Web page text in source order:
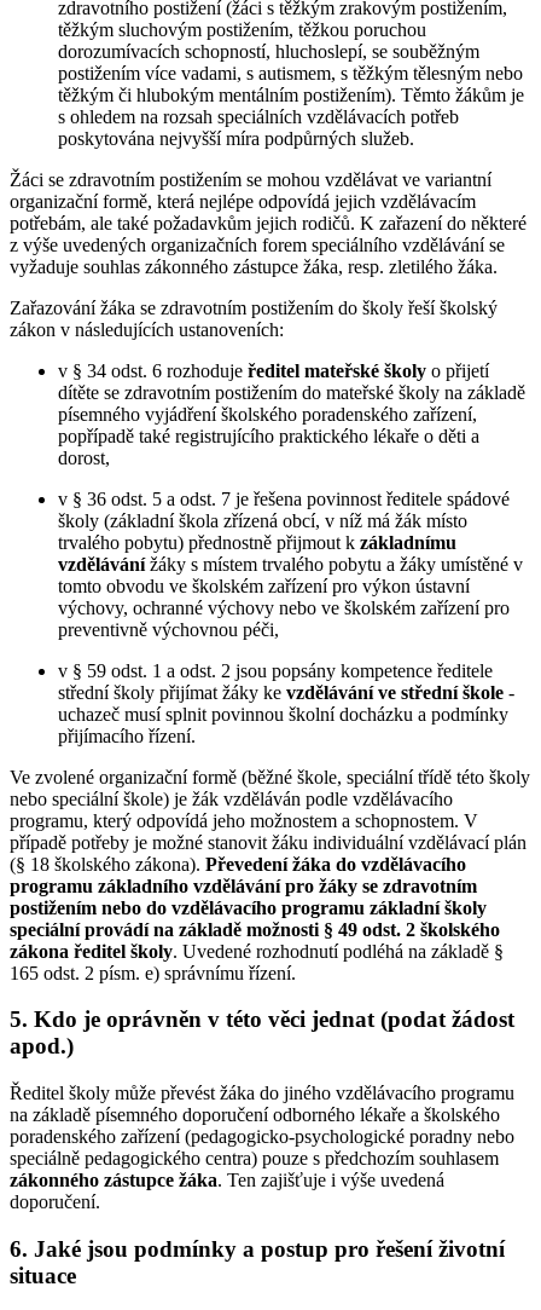
zdravotního postižení (žáci s těžkým zrakovým postižením,
těžkým sluchovým postižením, těžkou poruchou
dorozumívacích schopností, hluchoslepí, se souběžným
postižením více vadami, s autismem, s těžkým tělesným nebo
těžkým či hlubokým mentálním postižením). Těmto žákům je
s ohledem na rozsah speciálních vzdělávacích potřeb
poskytována nejvyšší míra podpůrných služeb.
Žáci se zdravotním postižením se mohou vzdělávat ve variantní
organizační formě, která nejlépe odpovídá jejich vzdělávacím
potřebám, ale také požadavkům jejich rodičů. K zařazení do některé
z výše uvedených organizačních forem speciálního vzdělávání se
vyžaduje souhlas zákonného zástupce žáka, resp. zletilého žáka.
Zařazování žáka se zdravotním postižením do školy řeší školský
zákon v následujících ustanoveních:
v § 34 odst. 6 rozhoduje ředitel mateřské školy o přijetí
dítěte se zdravotním postižením do mateřské školy na základě
písemného vyjádření školského poradenského zařízení,
popřípadě také registrujícího praktického lékaře o děti a
dorost,
v § 36 odst. 5 a odst. 7 je řešena povinnost ředitele spádové
školy (základní škola zřízená obcí, v níž má žák místo
trvalého pobytu) přednostně přijmout k základnímu
vzdělávánížáky s místem trvalého pobytu a žáky umístěné v
tomto obvodu ve školském zařízení pro výkon ústavní
výchovy, ochranné výchovy nebo ve školském zařízení pro
preventivně výchovnou péči,
v § 59 odst. 1 a odst. 2 jsou popsány kompetence ředitele
střední školy přijímat žáky ke vzdělávání ve střední škole -
uchazeč musí splnit povinnou školní docházku a podmínky
přijímacího řízení.
Ve zvolené organizační formě (běžné škole, speciální třídě této školy
nebo speciální škole) je žák vzděláván podle vzdělávacího
programu, který odpovídá jeho možnostem a schopnostem. V
případě potřeby je možné stanovit žáku individuální vzdělávací plán
(§ 18 školského zákona). Převedení žáka do vzdělávacího
programu základního vzdělávání pro žáky se zdravotním
postižením nebo do vzdělávacího programu základní školy
speciální provádí na základě možnosti § 49 odst. 2 školského
zákona ředitel školy. Uvedené rozhodnutí podléhá na základě §
165 odst. 2 písm. e) správnímu řízení.
5. Kdo je oprávněn v této věci jednat (podat žádost
apod.)
Ředitel školy může převést žáka do jiného vzdělávacího programu
na základě písemného doporučení odborného lékaře a školského
poradenského zařízení (pedagogicko-psychologické poradny nebo
speciálně pedagogického centra) pouze s předchozím souhlasem
zákonného zástupce žáka. Ten zajišťuje i výše uvedená
doporučení.
6. Jaké jsou podmínky a postup pro řešení životní
situace